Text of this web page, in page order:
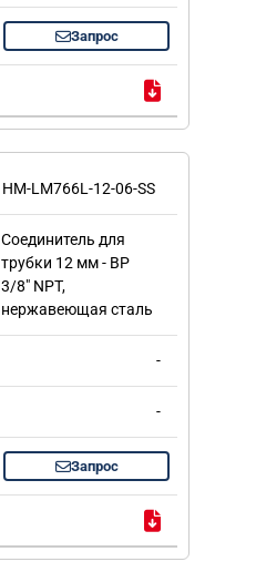
Запрос
HM-LM766L-12-06-SS
Соединитель для
трубки 12 мм - ВР
3/8" NPT,
нержавеющая сталь
-
-
Запрос